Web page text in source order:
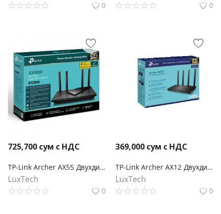
0 0
725,700 сум с НДС
TP-Link Archer AX55 Двухдиапазонный гигабитный роутер Wi‑Fi AX3000 с поддержкой Mesh
LuxTech
0
369,000 сум с НДС
TP-Link Archer AX12 Двухдиапазонный гигабитный роутер Wi‑Fi AX1500 с поддержкой Mesh
LuxTech
0